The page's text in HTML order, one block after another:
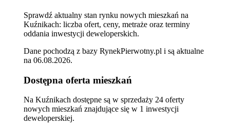
Sprawdź aktualny stan rynku nowych mieszkań na
Kuźnikach: liczba ofert, ceny, metraże oraz terminy
oddania inwestycji deweloperskich.
Dane pochodzą z bazy RynekPierwotny.pl i są aktualne
na06.08.2026.
Dostępna oferta mieszkań
Na Kuźnikach dostępne są w sprzedaży 24 oferty
nowych mieszkań znajdujące się w 1 inwestycji
deweloperskiej.